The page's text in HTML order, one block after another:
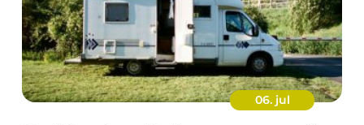
06. jul